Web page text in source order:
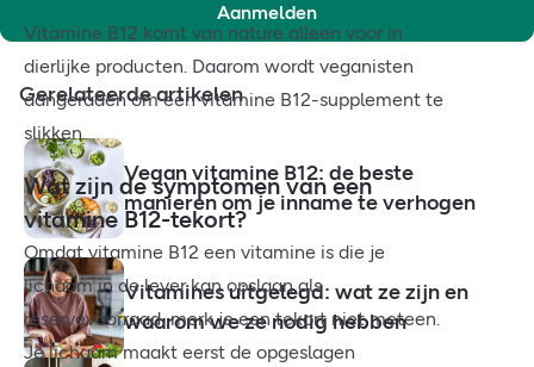
Vitamine B12 komt van nature alleen voor in
dierlijke producten. Daarom wordt veganisten
aangeraden om een vitamine B12-supplement te
slikken.
Wat zijn de symptomen van een
vitamine B12-tekort?
Omdat vitamine B12 een vitamine is die je
lichaam in de lever kan opslaan als
reservevoorraad, merk je een tekort niet meteen.
Je lichaam maakt eerst de opgeslagen
Aanmelden
Gerelateerde artikelen
Vegan vitamine B12: de beste
manieren om je inname te verhogen
Vitamines uitgelegd: wat ze zijn en
waarom we ze nodig hebben